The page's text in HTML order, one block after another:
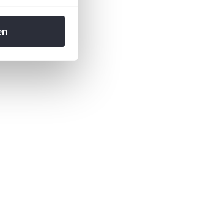
zu können
Nutzung